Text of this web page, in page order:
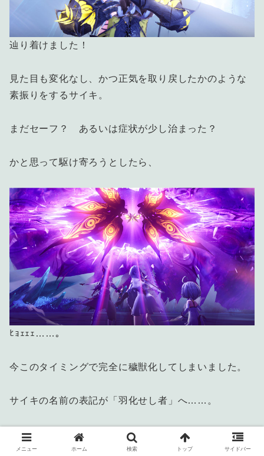
辿り着けました！
見た目も変化なし、かつ正気を取り戻したかのような
素振りをするサイキ。
まだセーフ？ あるいは症状が少し治まった？
かと思って駆け寄ろうとしたら、
ﾋｮｪｪｪ……。
今このタイミングで完全に穢獣化してしまいました。
サイキの名前の表記が「羽化せし者」へ……。
バトルして止めなければ！
メニュー ホーム 検索 トップ サイドバー